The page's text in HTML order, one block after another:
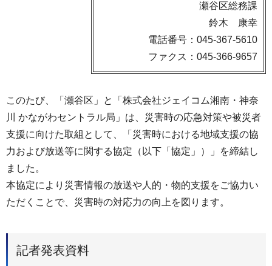
瀬谷区総務課
鈴木 康幸
電話番号：045-367-5610
ファクス：045-366-9657
このたび、「瀬谷区」と「株式会社ジェイコム湘南・神奈
川 かながわセントラル局」は、災害時の応急対策や被災者
支援に向けた取組として、「災害時における地域支援の協
力および放送等に関する協定（以下「協定」）」を締結し
ました。
本協定により災害情報の放送や人的・物的支援をご協力い
ただくことで、災害時の対応力の向上を図ります。
記者発表資料